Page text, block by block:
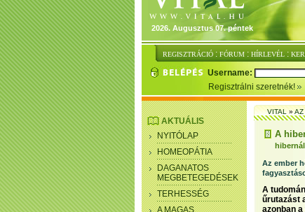
2026. Augusztus 07. péntek
REGISZTRÁCIÓ : FÓRUM : HÍRLEVÉL :
Username:
Regisztrálni szeretnék!
AKTUÁLIS
NYITÓLAP
HOMEOPÁTIA
DAGANATOS
MEGBETEGEDÉSEK
TERHESSÉG
A MAGAS
VITAL»AZ
A
Az ember
A
űrutazást
azonban